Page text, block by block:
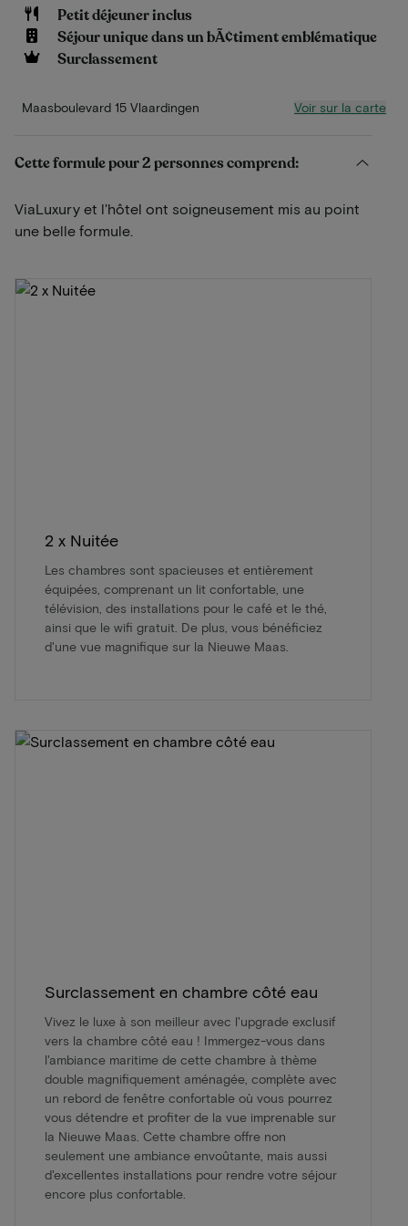
Petit déjeuner inclus
Séjour unique dans un bÃ¢timent emblématique
Surclassement
Maasboulevard 15 Vlaardingen Voir sur la carte
Cette formule pour 2 personnes comprend:
ViaLuxury et l'hôtel ont soigneusement mis au point
une belle formule.
2 x Nuitée
Les chambres sont spacieuses et entièrement
équipées, comprenant un lit confortable, une
télévision, des installations pour le café et le thé,
ainsi que le wifi gratuit. De plus, vous bénéficiez
d'une vue magnifique sur la Nieuwe Maas.
Surclassement en chambre côté eau
Vivez le luxe à son meilleur avec l'upgrade exclusif
vers la chambre côté eau ! Immergez-vous dans
l'ambiance maritime de cette chambre à thème
double magnifiquement aménagée, complète avec
un rebord de fenêtre confortable où vous pourrez
vous détendre et profiter de la vue imprenable sur
la Nieuwe Maas. Cette chambre offre non
seulement une ambiance envoûtante, mais aussi
d'excellentes installations pour rendre votre séjour
encore plus confortable.